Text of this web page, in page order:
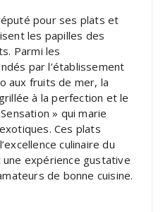
pour ses plats et
les papilles des
Parmi les
par l’établissement
aux fruits de mer, la
à la perfection et le
» qui marie
Ces plats
culinaire du
expérience gustative
de bonne cuisine.